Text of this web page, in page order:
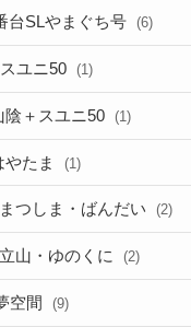
台SLやまぐち号 (6)
ユニ50 (1)
陰＋スユニ50 (1)
たま (1)
つしま・ばんだい (2)
山・ゆのくに (2)
空間 (9)